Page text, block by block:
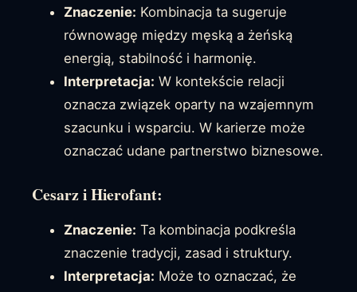
Znaczenie: Kombinacja ta sugeruje
równowagę między męską a żeńską
energią, stabilność i harmonię.
Interpretacja: W kontekście relacji
oznacza związek oparty na wzajemnym
szacunku i wsparciu. W karierze może
oznaczać udane partnerstwo biznesowe.
Cesarz i Hierofant:
Znaczenie: Ta kombinacja podkreśla
znaczenie tradycji, zasad i struktury.
Interpretacja: Może to oznaczać, że